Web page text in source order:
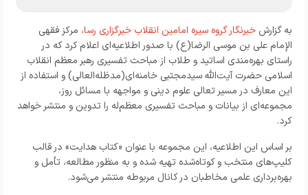
به گزارش خبرنگارگروه سیره امامین انقلاب خبرگزاری رسا، مرکز فقهی
الإمام علی بن موسی الرضا(ع) با صدور اطلاعیه‌ای اعلام کرد که در
راستای بهره‌مندی اساتید و طلاب از مباحث تفسیری رهبر معظم انقلاب
اسلامی حضرت آیت‌الله سیدمجتبی خامنه‌ای(مدظله‌العالی) و استفاده از
این معارف در مسیر تعالی علوم دینی و مواجهه با مسائل روز،
مجموعه‌ای از بیانات و مباحث تفسیری معظم‌له را تدوین و منتشر خواهد
کرد.
بر اساس این اطلاعیه، این مجموعه با عنوان «کتاب هدایت» در قالب
کلیپ‌های منتخب و کوتاه‌شده تهیه شده و به منظور مطالعه، تأمل و
بهره‌برداری علمی مخاطبان در کانال مربوطه منتشر می‌شود.